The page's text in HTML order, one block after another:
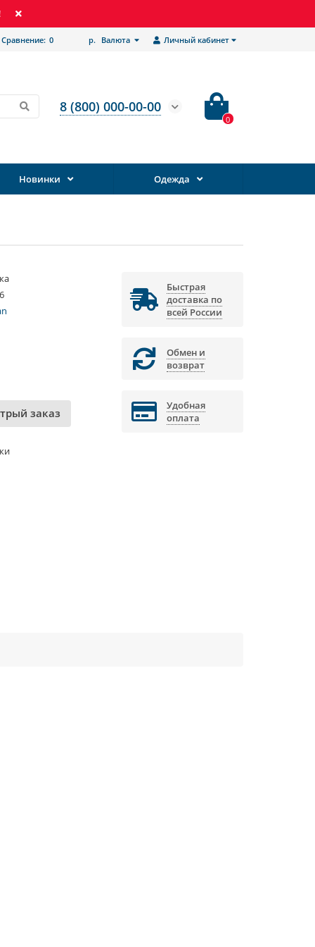
Личный кабинет
р. Валюта
Сравнение: 0
8 (800) 000-00-00
0
Новинки Одежда
заказ
Быстрая
доставка по
всей России
Обмен и
возврат
Удобная
оплата